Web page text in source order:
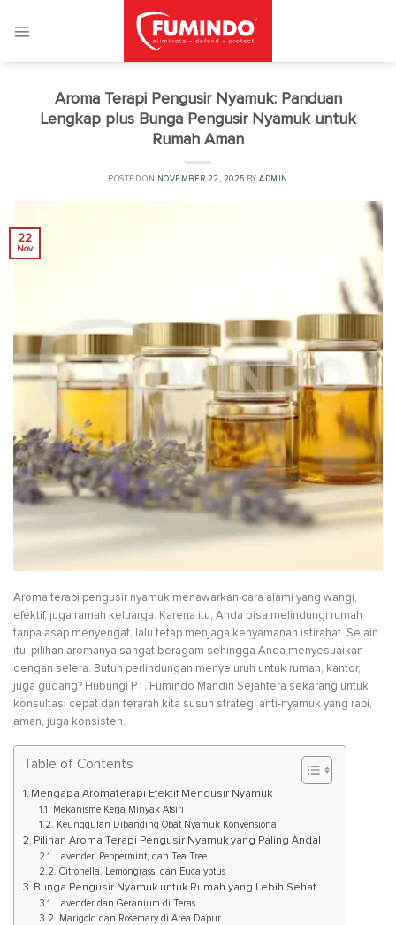
Aroma Terapi Pengusir Nyamuk: Panduan
Lengkap plus Bunga Pengusir Nyamuk untuk
Rumah Aman
POSTED ON NOVEMBER 22, 2025 BYADMIN
22
Nov
Aroma terapi pengusir nyamuk menawarkan cara alami yang wangi,
efektif, juga ramah keluarga. Karena itu, Anda bisa melindungi rumah
tanpa asap menyengat, lalu tetap menjaga kenyamanan istirahat. Selain
itu, pilihan aromanya sangat beragam sehingga Anda menyesuaikan
dengan selera. Butuh perlindungan menyeluruh untuk rumah, kantor,
juga gudang? Hubungi PT. Fumindo Mandiri Sejahtera sekarang untuk
konsultasi cepat dan terarah kita susun strategi anti-nyamuk yang rapi,
aman, juga konsisten.
Table of Contents
Mengapa Aromaterapi Efektif Mengusir Nyamuk
Mekanisme Kerja Minyak Atsiri
Keunggulan Dibanding Obat Nyamuk Konvensional
Pilihan Aroma Terapi Pengusir Nyamuk yang Paling Andal
Lavender, Peppermint, dan Tea Tree
Citronella, Lemongrass, dan Eucalyptus
Bunga Pengusir Nyamuk untuk Rumah yang Lebih Sehat
Lavender dan Geranium di Teras
Marigold dan Rosemary di Area Dapur